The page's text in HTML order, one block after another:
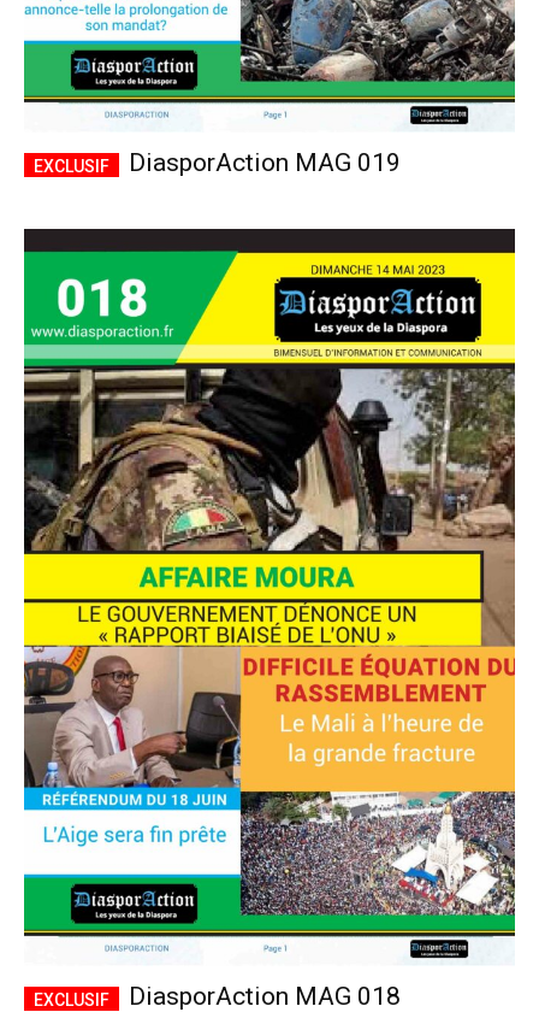
DiasporAction MAG 019
DiasporAction MAG 018